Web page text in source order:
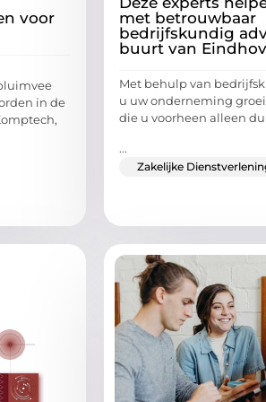
voor
in de
met betrouwbaar
bedrijfskundig
buurt van
Met behulp van
u uw onderneming
die u voorheen alleen
...
Zakelijke